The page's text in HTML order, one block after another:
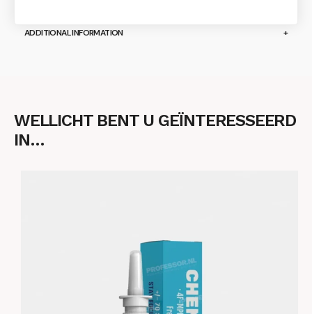
ADDITIONAL INFORMATION
WELLICHT BENT U GEÏNTERESSEERD
IN…